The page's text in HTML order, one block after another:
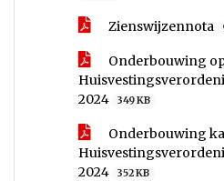
Zienswijzennota
Onderbouwing
2024
349 KB
Onderbouwing
2024
352 KB